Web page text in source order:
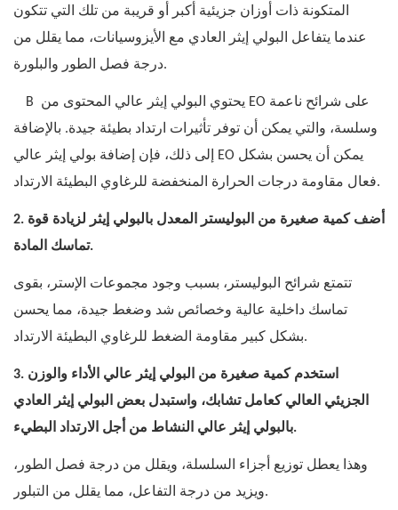
المتكونة ذات أوزان جزيئية أكبر أو قريبة من تلك التي تتكون
عندما يتفاعل البولي إيثر العادي مع الأيزوسيانات، مما يقلل من
درجة فصل الطور والبلورة.
B
وسلسة، والتي يمكن أن توفر تأثيرات ارتداد بطيئة جيدة. بالإضافة
إلى ذلك، فإن إضافة بولي إيثر عالي EO يمكن أن يحسن بشكل
فعال مقاومة درجات الحرارة المنخفضة للرغاوي البطيئة الارتداد.
2. أضف كمية صغيرة من البوليستر المعدل بالبولي إيثر لزيادة قوة
تماسك المادة.
تتمتع شرائح البوليستر، بسبب وجود مجموعات الإستر، بقوى
تماسك داخلية عالية وخصائص شد وضغط جيدة، مما يحسن
بشكل كبير مقاومة الضغط للرغاوي البطيئة الارتداد.
3. استخدم كمية صغيرة من البولي إيثر عالي الأداء والوزن
الجزيئي العالي كعامل تشابك، واستبدل بعض البولي إيثر العادي
بالبولي إيثر عالي النشاط من أجل الارتداد البطيء.
وهذا يعطل توزيع أجزاء السلسلة، ويقلل من درجة فصل الطور،
ويزيد من درجة التفاعل، مما يقلل من التبلور.